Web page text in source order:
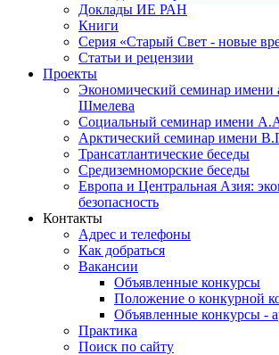
Доклады ИЕ РАН
Книги
Серия «Старый Свет - новые
Статьи и рецензии
Проекты
Экономический семинар имени
Шмелева
Социальный семинар имени
Арктический семинар имени
Трансатлантические беседы
Средиземноморские беседы
Европа и Центральная Азия:
безопасность
Контакты
Адрес и телефоны
Как добраться
Вакансии
Объявленные конкурсы
Положение о конкурной
Объявленные конкурсы -
Практика
Поиск по сайту